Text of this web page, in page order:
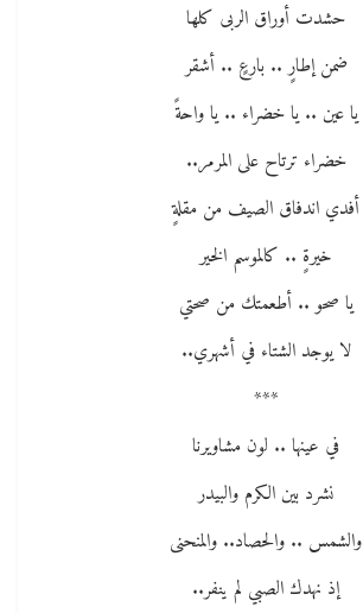
حشدت أوراق الربى كلها
ضمن إطارٍ .. بارعٍ .. أشقر
يا عين .. يا خضراء .. يا واحةً
خضراء ترتاح على المرمر..
أفدي اندفاق الصيف من مقلةٍ
خيرةٍ .. كالموسم الخير
يا صحو .. أطعمتك من صحتي
لا يوجد الشتاء في أشهري..
***
في عينها .. لون مشاويرنا
نشرد بين الكرم والبيدر
والشمس .. والحصاد.. والمنحنى
إذ نهدك الصبي لم ينفر..